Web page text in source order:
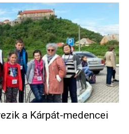
a Kárpát-medencei